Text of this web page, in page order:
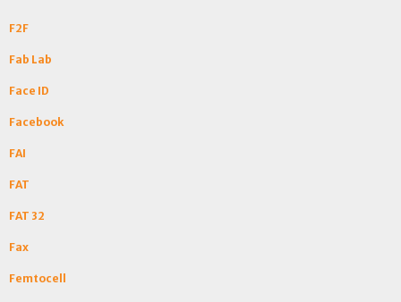
F2F
Fab Lab
Face ID
Facebook
FAI
FAT
FAT 32
Fax
Femtocell